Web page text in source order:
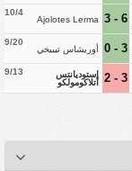
10/4
Ajolotes Lerma 6 - 3
9/20
أوريشاس تيبيخي 3 - 0
9/13
إستوديانتس
أتلاكومولكو
3 - 2